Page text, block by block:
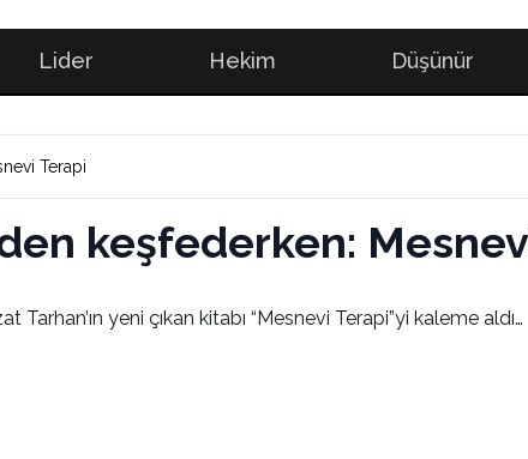
Lider Hekim Düşünür
Terapi
keşfederken:
yeni çıkan kitabı “Mesnevi Terapi”yi kaleme aldı…